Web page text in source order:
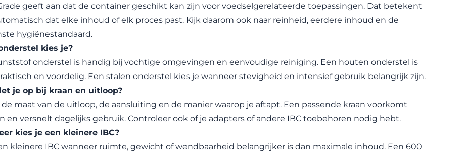
geeft aan dat de container geschikt kan zijn voor voedselgerelateerde toepassingen. Dat betekent
dat elke inhoud of elk proces past. Kijk daarom ook naar reinheid, eerdere inhoud en de
hygiënestandaard.
kies je?
onderstel is handig bij vochtige omgevingen en eenvoudige reiniging. Een houten onderstel is
en voordelig. Een stalen onderstel kies je wanneer stevigheid en intensief gebruik belangrijk zijn.
je op bij kraan en uitloop?
maat van de uitloop, de aansluiting en de manier waarop je aftapt. Een passende kraan voorkomt
en versnelt dagelijks gebruik. Controleer ook of je adapters of andere IBC toebehoren nodig hebt.
kies je een kleinere IBC?
kleinere IBC wanneer ruimte, gewicht of wendbaarheid belangrijker is dan maximale inhoud. Een 600